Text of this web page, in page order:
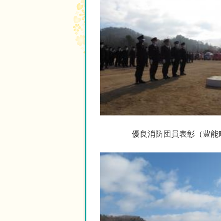
優良消防団員表彰（豊能